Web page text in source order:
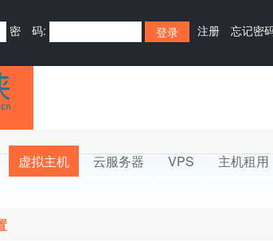
密 码: 注册 忘记密
虚拟主机 云服务器 VPS 主机租用